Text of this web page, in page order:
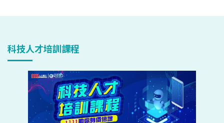
科技人才培訓課程